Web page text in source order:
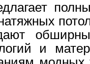
и